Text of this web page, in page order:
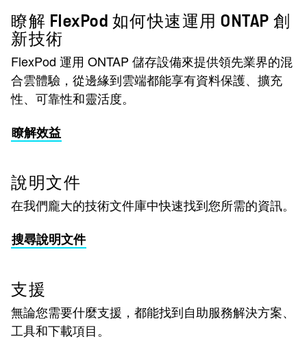
瞭解 FlexPod 如何快速運用 ONTAP 創
新技術
FlexPod 運用 ONTAP 儲存設備來提供領先業界的混
合雲體驗，從邊緣到雲端都能享有資料保護、擴充
性、可靠性和靈活度。
瞭解效益
說明文件
在我們龐大的技術文件庫中快速找到您所需的資訊。
搜尋說明文件
支援
無論您需要什麼支援，都能找到自助服務解決方案、
工具和下載項目。